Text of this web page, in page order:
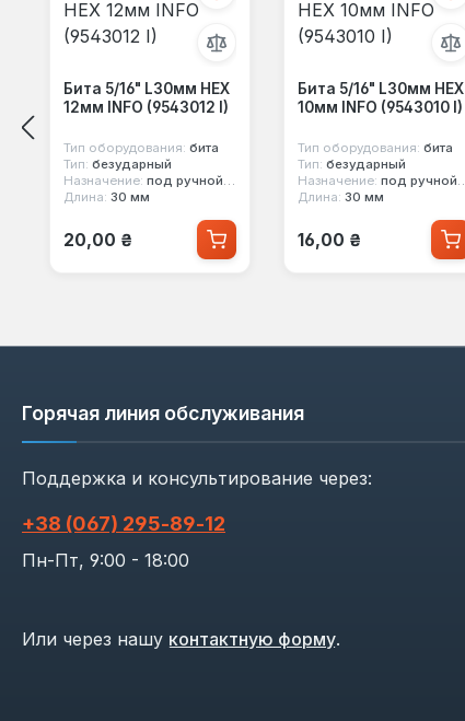
Бита 5/16" L30мм HEX
12мм INFO (9543012 I)
Тип оборудования: бита
Тип: безударный
Назначение: под ручной инструмент
Длина: 30 мм
Обычная цена:
20,00 ₴
Бита 5/16" L30мм HEX
10мм INFO (9543010 I)
Тип оборудования: бита
Тип: безударный
Назначение: под ручной инструмент
Длина: 30 мм
Обычная цена:
16,00 ₴
Горячая линия обслуживания
Поддержка и консультирование через:
+38 (067) 295‑89‑12
Пн-Пт, 9:00 - 18:00
Или через нашу контактную форму.